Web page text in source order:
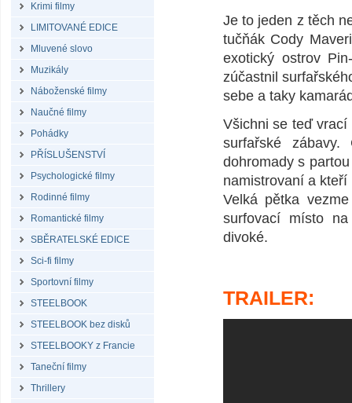
Krimi filmy
LIMITOVANÉ EDICE
Mluvené slovo
Muzikály
Náboženské filmy
Naučné filmy
Pohádky
PŘÍSLUŠENSTVÍ
Psychologické filmy
Rodinné filmy
Romantické filmy
SBĚRATELSKÉ EDICE
Sci-fi filmy
Sportovní filmy
STEELBOOK
STEELBOOK bez disků
STEELBOOKY z Francie
Taneční filmy
Thrillery
Je to jeden z těch
tučňák Cody
exotický ostrov
zúčastnil
sebe a taky
Všichni se teď
surfařské
dohromady s
namistrovaní a
Velká pětka
surfovací místo
divoké.
TRAILER: